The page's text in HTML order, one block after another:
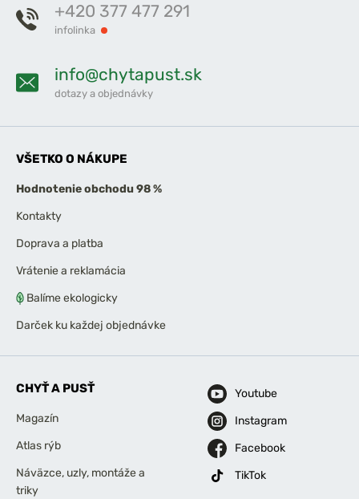
+420 377 477 291
infolinka
info@chytapust.sk
dotazy a objednávky
VŠETKO O NÁKUPE
Hodnotenie obchodu 98 %
Kontakty
Doprava a platba
Vrátenie a reklamácia
Balíme ekologicky
Darček ku každej objednávke
CHYŤ A PUSŤ
Magazín
Atlas rýb
Náväzce, uzly, montáže a
triky
Youtube
Instagram
Facebook
TikTok